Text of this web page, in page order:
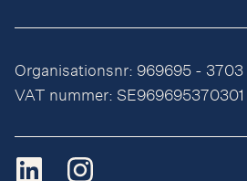
Organisationsnr: 969695 - 3703
VAT nummer: SE969695370301